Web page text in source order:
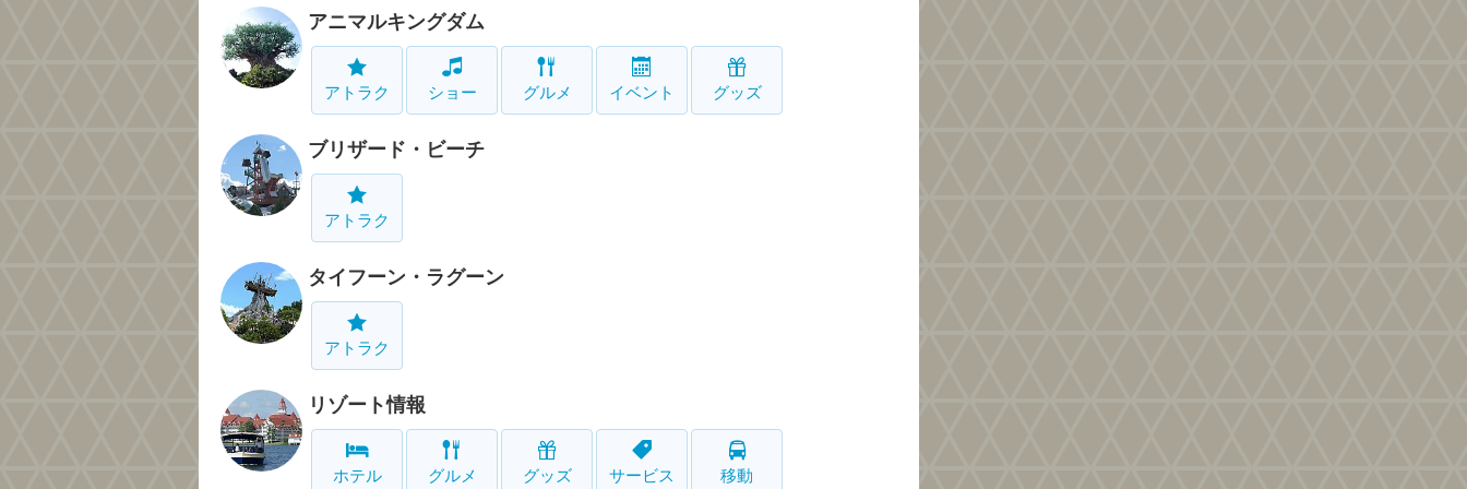
アニマルキングダム
アトラク ショー グルメ イベント グッズ
ブリザード・ビーチ
アトラク
タイフーン・ラグーン
アトラク
リゾート情報
ホテル グルメ グッズ サービス 移動